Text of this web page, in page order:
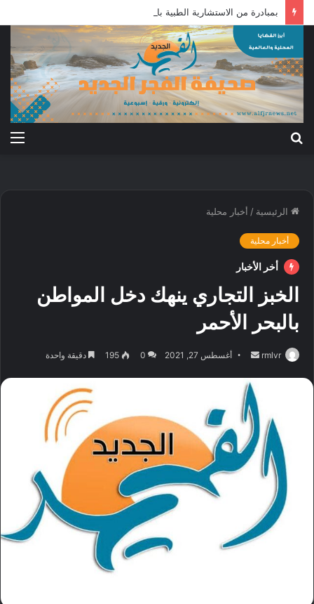
الرئيسية / أخبار محلية
أخبار محلية
أخر الأخبار
الخبز التجاري ينهك دخل المواطن
بالبحر الأحمر
rmlvr
أرسل
إلكترونيا
أغسطس 27, 2021 0
195 دقيقة واحدة